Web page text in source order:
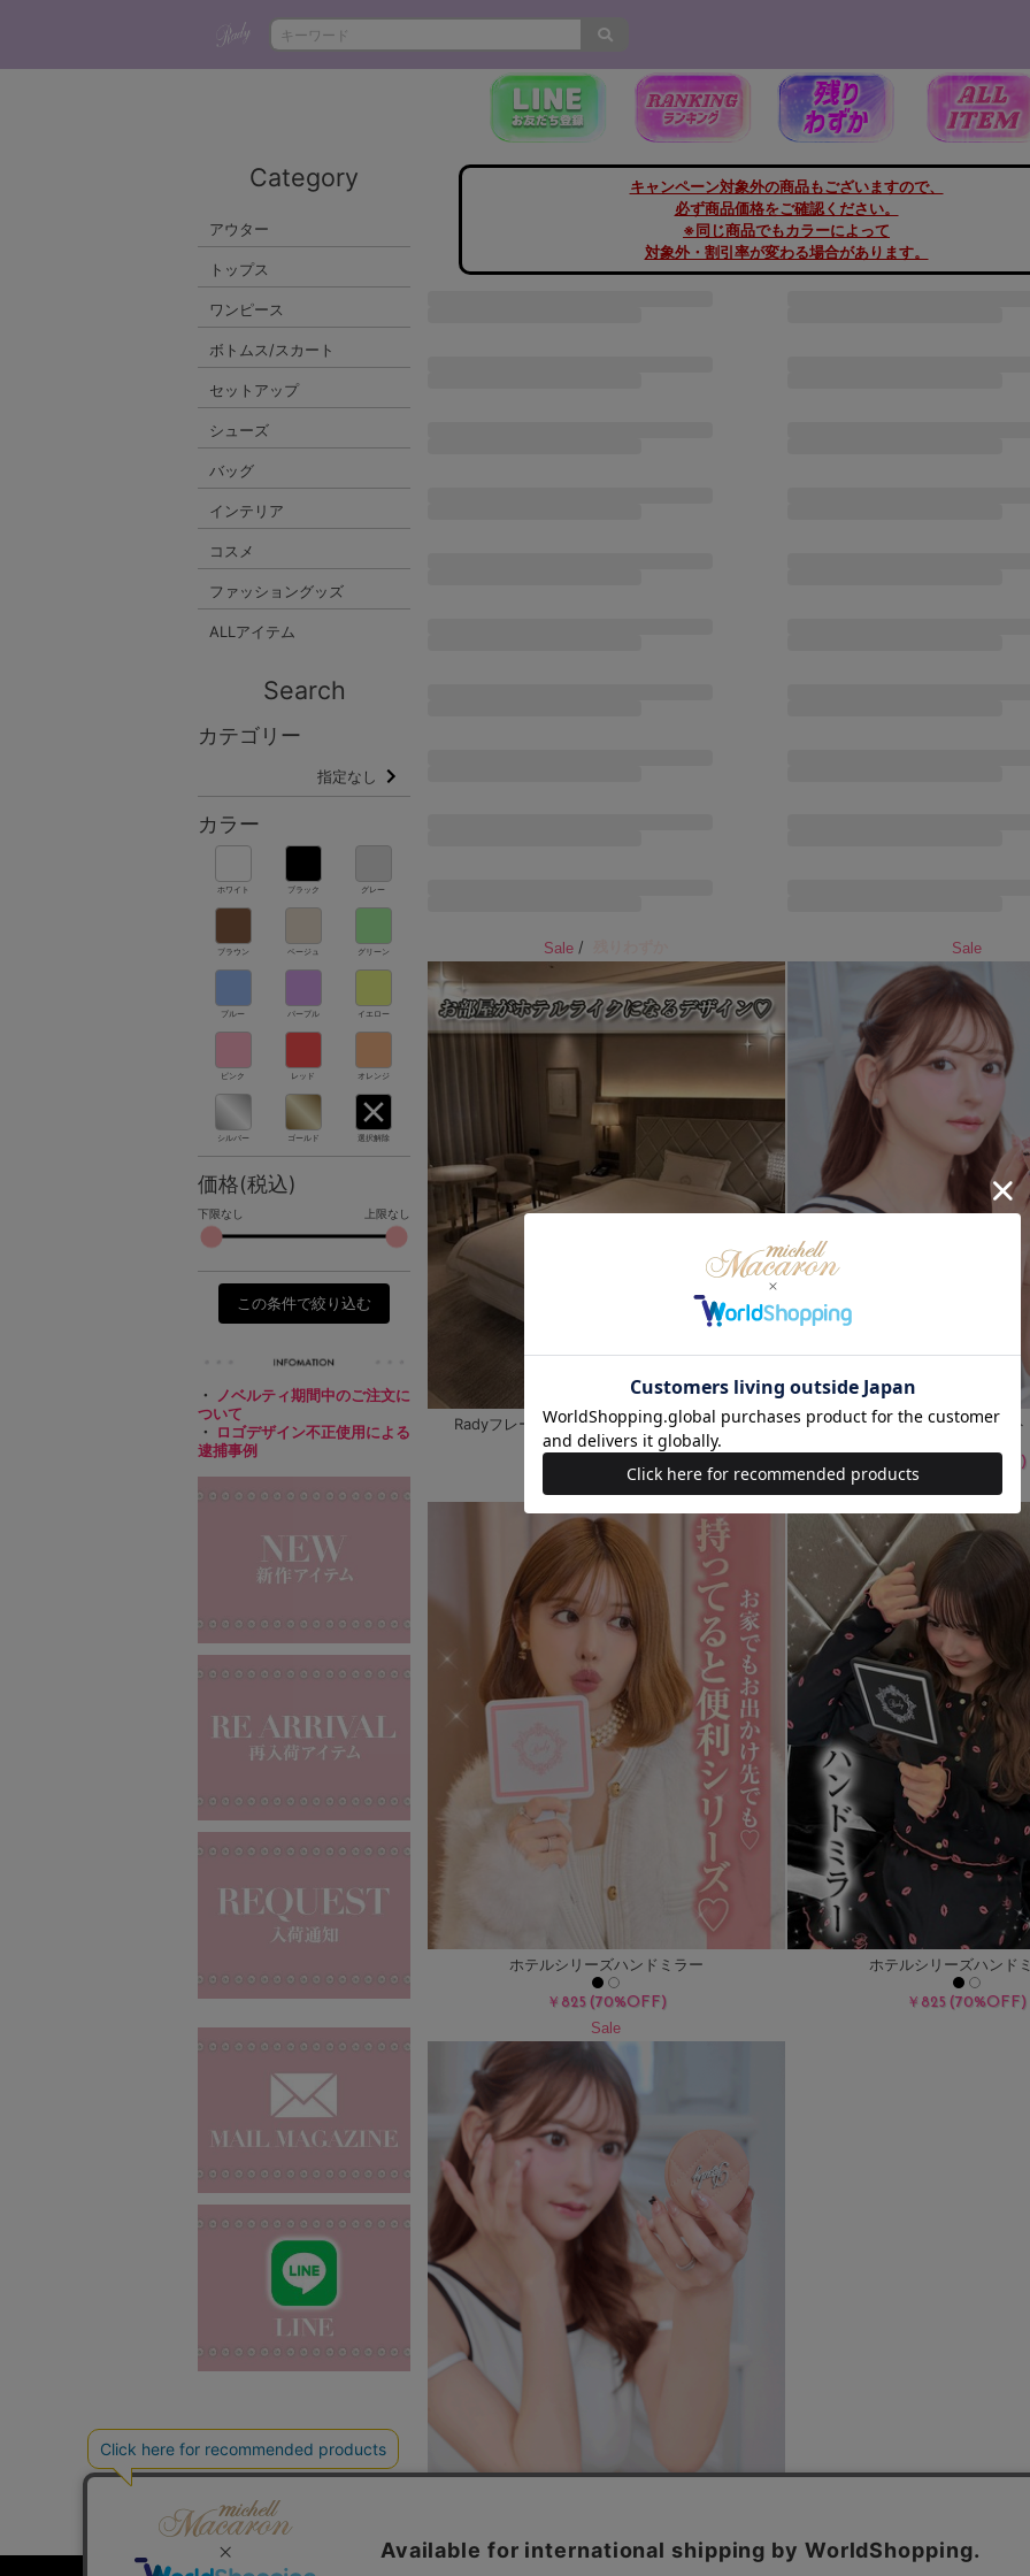
Category
アウター
トップス
ワンピース
ボトムス/スカート
セットアップ
シューズ
バッグ
インテリア
コスメ
ファッショングッズ
ALLアイテム
Search
カテゴリー
指定なし
カラー
ホワイト ブラック グレー
ブラウン ベージュ グリーン
ブルー パープル イエロー
ピンク レッド オレンジ
シルバー ゴールド 選択解除
価格(税込)
下限なし 上限なし
この条件で絞り込む
・
ノベルティ期間中のご注文に
ついて
・
ロゴデザイン不正使用による
逮捕事例
キャンペーン対象外の商品もございますので、
必ず商品価格をご確認ください。
※同じ商品でもカラーによって
対象外・割引率が変わる場合があります。
Sale /
Radyフレームロゴシルクタッチベットカバー
￥2,706〜
Sale
キルティングコンパク
(70%OFF)
ホテルシリーズハンドミラー
￥825 (70%OFF)
ホテルシリーズハンド
￥825 (70%OFF)
Sale
￥825 (70%OFF)